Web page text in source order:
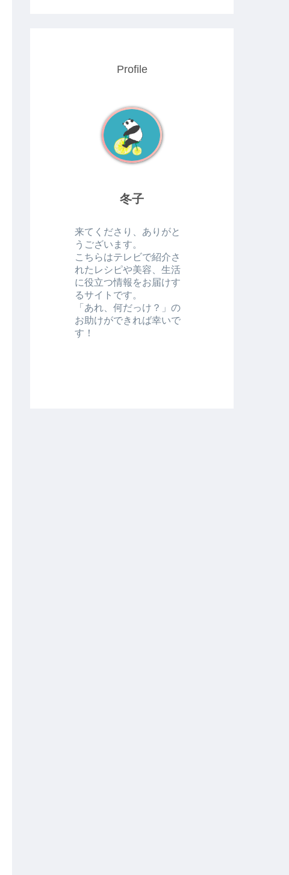
Profile
冬子
来てくださり、ありがと
うございます。
こちらはテレビで紹介さ
れたレシピや美容、生活
に役立つ情報をお届けす
るサイトです。
「あれ、何だっけ？」の
お助けができれば幸いで
す！